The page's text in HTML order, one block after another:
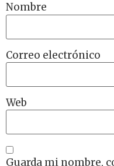
Nombre
Correo electrónico
Web
Guarda mi nombre,